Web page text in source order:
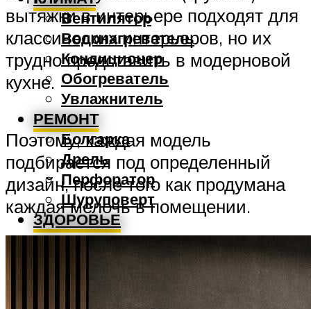
Вентилятор
Водонагреватель
Кондиционер
Обогреватель
Увлажнитель
РЕМОНТ
Болгарка
Дрель
Перфоратор
Шуруповерт
ЗДОРОВЬЕ
вытяжки в интерьере подходят для
классических интерьеров, но их
трудно представить в модерновой
кухне.
Поэтому, каждая модель
подбирается под определенный
дизайн, после того как продумана
каждая мелочь в помещении.